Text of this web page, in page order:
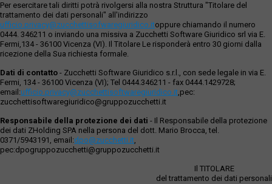
Per esercitare tali diritti potrà rivolgersi alla nostra Struttura "Titolare del
trattamento dei dati personali" all'indirizzo
ufficio.privacy@zucchettisofwaregiuridico.itoppure chiamando il numero
0444. 346211 o inviando una missiva a Zucchetti Software Giuridico srl via E.
Fermi,134 - 36100 Vicenza (VI). Il Titolare Le risponderà entro 30 giorni dalla
ricezione della Sua richiesta formale.
Dati di contatto - Zucchetti Software Giuridico s.r.l., con sede legale in via E.
Fermi, 134 - 36100 Vicenza (VI); Tel 0444.346211 - fax 0444.1429728;
email:ufficio.privacy@zucchettisoftwaregiuridico.it,pec:
zucchettisoftwaregiuridico@gruppozucchetti.it
Responsabile della protezione dei dati - Il Responsabile della protezione
dei dati ZHolding SPA nella persona del dott. Mario Brocca, tel.
0371/5943191, email:dpo@zucchetti.it,
pec:dpogruppozucchetti@gruppozucchetti.it
Il TITOLARE
del trattamento dei dati personali